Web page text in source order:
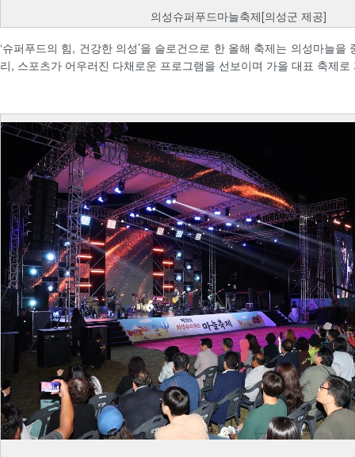
의성슈퍼푸드마늘축제[의성군 제공]
‘슈퍼푸드의 힘, 건강한 의성’을 슬로건으로 한 올해 축제는 의성마늘을
리, 스포츠가 어우러진 다채로운 프로그램을 선보이며 가을 대표 축제로